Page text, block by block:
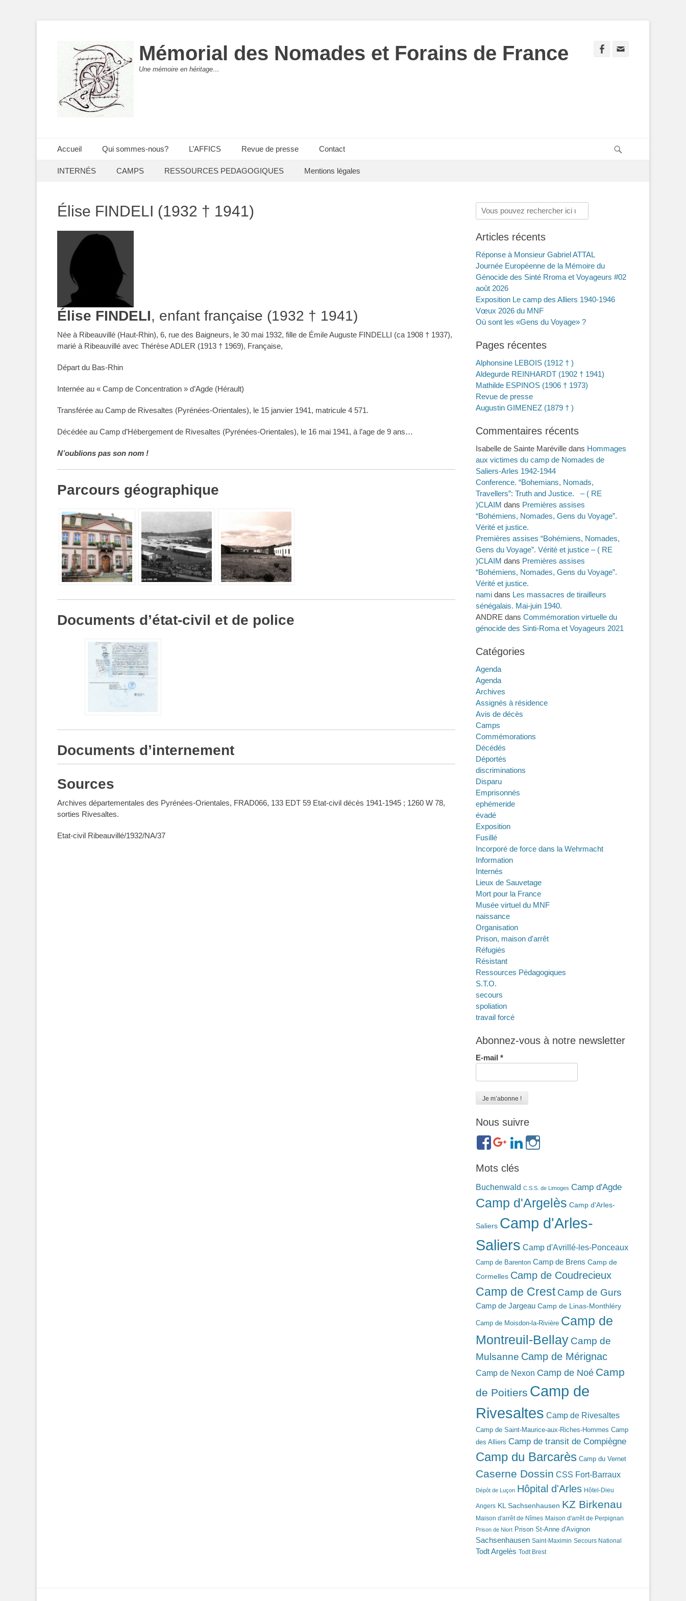
Mémorial des Nomades et Forains de France
Une mémoire en héritage…
Facebook
Menu principal
Accueil Qui sommes-nous? L’AFFICS Revue de presse Contact
Menu secondaire
INTERNÉS CAMPS RESSOURCES PEDAGOGIQUES Mentions légales
Élise FINDELI (1932 † 1941)
Élise FINDELI, enfant française (1932 † 1941)
Née à Ribeauvillé (Haut-Rhin), 6, rue des Baigneurs, le 30 mai 1932, fille de Émile Auguste FINDELLI (ca 1908 † 1937),
marié à Ribeauvillé avec Thérèse ADLER (1913 † 1969), Française,
Départ du Bas-Rhin
Internée au « Camp de Concentration » d’Agde (Hérault)
Transférée au Camp de Rivesaltes (Pyrénées-Orientales), le 15 janvier 1941, matricule 4 571.
Décédée au Camp d’Hébergement de Rivesaltes (Pyrénées-Orientales), le 16 mai 1941, à l’age de 9 ans…
N’oublions pas son nom !
Parcours géographique
Documents d’état-civil et de police
Documents d’internement
Sources
Archives départementales des Pyrénées-Orientales, FRAD066, 133 EDT 59 Etat-civil décès 1941-1945 ; 1260 W 78,
sorties Rivesaltes.
Etat-civil Ribeauvillé/1932/NA/37
Rechercher :
Articles récents
Réponse à Monsieur Gabriel ATTAL
Journée Européenne de la Mémoire du
Génocide des Sinté Rroma et Voyageurs #02
août 2026
Exposition Le camp des Alliers 1940-1946
Vœux 2026 du MNF
Où sont les «Gens du Voyage» ?
Pages récentes
Alphonsine LEBOIS (1912 † )
Aldegurde REINHARDT (1902 † 1941)
Mathilde ESPINOS (1906 † 1973)
Revue de presse
Augustin GIMENEZ (1879 † )
Commentaires récents
Isabelle de Sainte Maréville dans Hommages
aux victimes du camp de Nomades de
Saliers-Arles 1942-1944
Conference. “Bohemians, Nomads,
Travellers”: Truth and Justice. – ( RE
)CLAIM dans Premières assises
“Bohémiens, Nomades, Gens du Voyage”.
Vérité et justice.
Premières assises “Bohémiens, Nomades,
Gens du Voyage”. Vérité et justice – ( RE
)CLAIM dans Premières assises
“Bohémiens, Nomades, Gens du Voyage”.
Vérité et justice.
nami dans Les massacres de tirailleurs
sénégalais. Mai-juin 1940.
ANDRE dans Commémoration virtuelle du
génocide des Sinti-Roma et Voyageurs 2021
Catégories
Agenda
Agenda
Archives
Assignés à résidence
Avis de décès
Camps
Commémorations
Décédés
Déportés
discriminations
Disparu
Emprisonnés
ephémeride
évadé
Exposition
Fusillé
Incorporé de force dans la Wehrmacht
Information
Internés
Lieux de Sauvetage
Mort pour la France
Musée virtuel du MNF
naissance
Organisation
Prison, maison d'arrêt
Réfugiés
Résistant
Ressources Pédagogiques
S.T.O.
secours
spoliation
travail forcé
Abonnez-vous à notre newsletter
E-mail *
Nous suivre
https://www.facebook.com/groups/
ref=br_rs
https://plus.google.com/b/114372604835066525589/
https://www.linkedin.com/in/gigi-
bonin-
Mots clés
Buchenwald C.S.S. de Limoges Camp d'Agde
Camp d'Argelès Camp d'Arles-
Saliers Camp d'Arles-
Saliers Camp d'Avrillé-les-Ponceaux
Camp de Barenton Camp de Brens Camp de
Cormelles Camp de Coudrecieux
Camp de Crest Camp de Gurs
Camp de Jargeau Camp de Linas-Monthléry
Camp de Moisdon-la-Rivière Camp de
Montreuil-Bellay Camp de
Mulsanne Camp de Mérignac
Camp de Nexon Camp de Noé Camp
de Poitiers Camp de
Rivesaltes Camp de Rivesaltes
Camp de Saint-Maurice-aux-Riches-Hommes Camp
des Alliers Camp de transit de Compiègne
Camp du Barcarès Camp du Vernet
Caserne Dossin CSS Fort-Barraux
Dépôt de Luçon Hôpital d'Arles Hôtel-Dieu
Angers KL Sachsenhausen KZ Birkenau
Maison d'arrêt de Nîmes Maison d'arrêt de Perpignan
Prison de Niort Prison St-Anne d'Avignon
Sachsenhausen Saint-Maximin Secours National
Todt Argelès Todt Brest